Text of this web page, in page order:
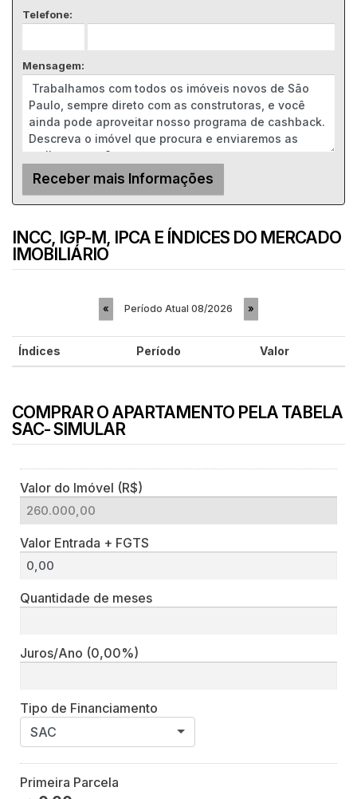
Telefone:
Mensagem:
INCC, IGP-M, IPCA E ÍNDICES DO MERCADO
IMOBILIÁRIO
« Período Atual 08/2026 »
Índices Período Valor
COMPRAR O APARTAMENTO PELA TABELA
SAC- SIMULAR
Valor do Imóvel (R$)
Valor Entrada + FGTS
Quantidade de meses
Juros/Ano (0,00%)
Tipo de Financiamento
SAC
Primeira Parcela